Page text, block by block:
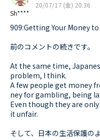
Sh****
20/07/17 (金) 20:36
909:Getting Your Money
前のコメントの続きです。
At the same time,
problem, I think.
A few people get money
ney for gambling, being
Even though they are
it unfair.
そして、日本の生活保護の